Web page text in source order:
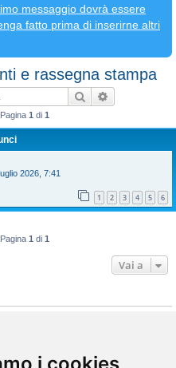
messaggio dovrà essere
fatto prima di inserirne altri
e rassegna stampa
Cerca
1 di 1
2026, 7:41
1 2 3 4 5 6
1 di 1
Vai a